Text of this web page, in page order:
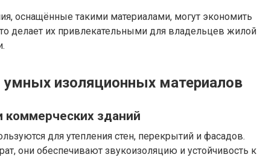
оснащённые такими материалами, могут экономить
делает их привлекательными для владельцев жилой
умных изоляционных материалов
коммерческих зданий
для утепления стен, перекрытий и фасадов.
они обеспечивают звукоизоляцию и устойчивость к